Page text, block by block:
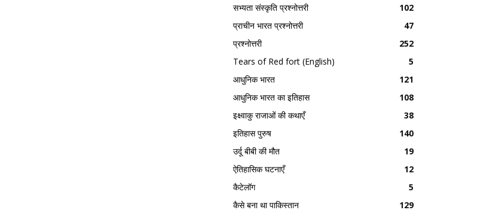
सभ्यता संस्कृति प्रश्नोत्तरी
102
प्राचीन भारत प्रश्नोत्तरी
47
प्रश्नोत्तरी
252
Tears of Red fort (English)
5
आधुनिक भारत
121
आधुनिक भारत का इतिहास
108
इक्ष्वाकु राजाओं की कथाएँ
38
इतिहास पुरुष
140
उर्दू बीबी की मौत
19
ऐतिहासिक घटनाएँ
12
कैटेलॉग
5
कैसे बना था पाकिस्तान
129